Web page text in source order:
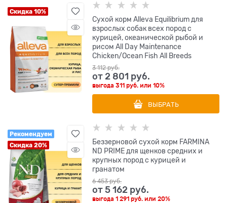
Скидка 10%
Сухой корм Alleva Equilibrium для
взрослых собак всех пород с
курицей, океанической рыбой и
рисом All Day Maintenance
Chicken/Ocean Fish All Breeds
3 112 руб.
от2 801 руб.
выгода311 руб. или10%
ВЫБРАТЬ
Рекомендуем
Скидка 20%
Беззерновой cухой корм FARMINA
ND PRIME для щенков средних и
крупных пород с курицей и
гранатом
6 453 руб.
от5 162 руб.
выгода1 291 руб. или20%